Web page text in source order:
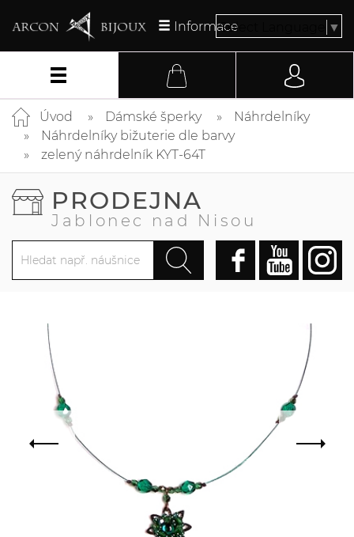
InformaceSelect Language ▼
Úvod Dámské šperky
Náhrdelníky
Náhrdelníky bižuterie dle barvy
zelený náhrdelník KYT-64T
PRODEJNA
Jablonec nad Nisou